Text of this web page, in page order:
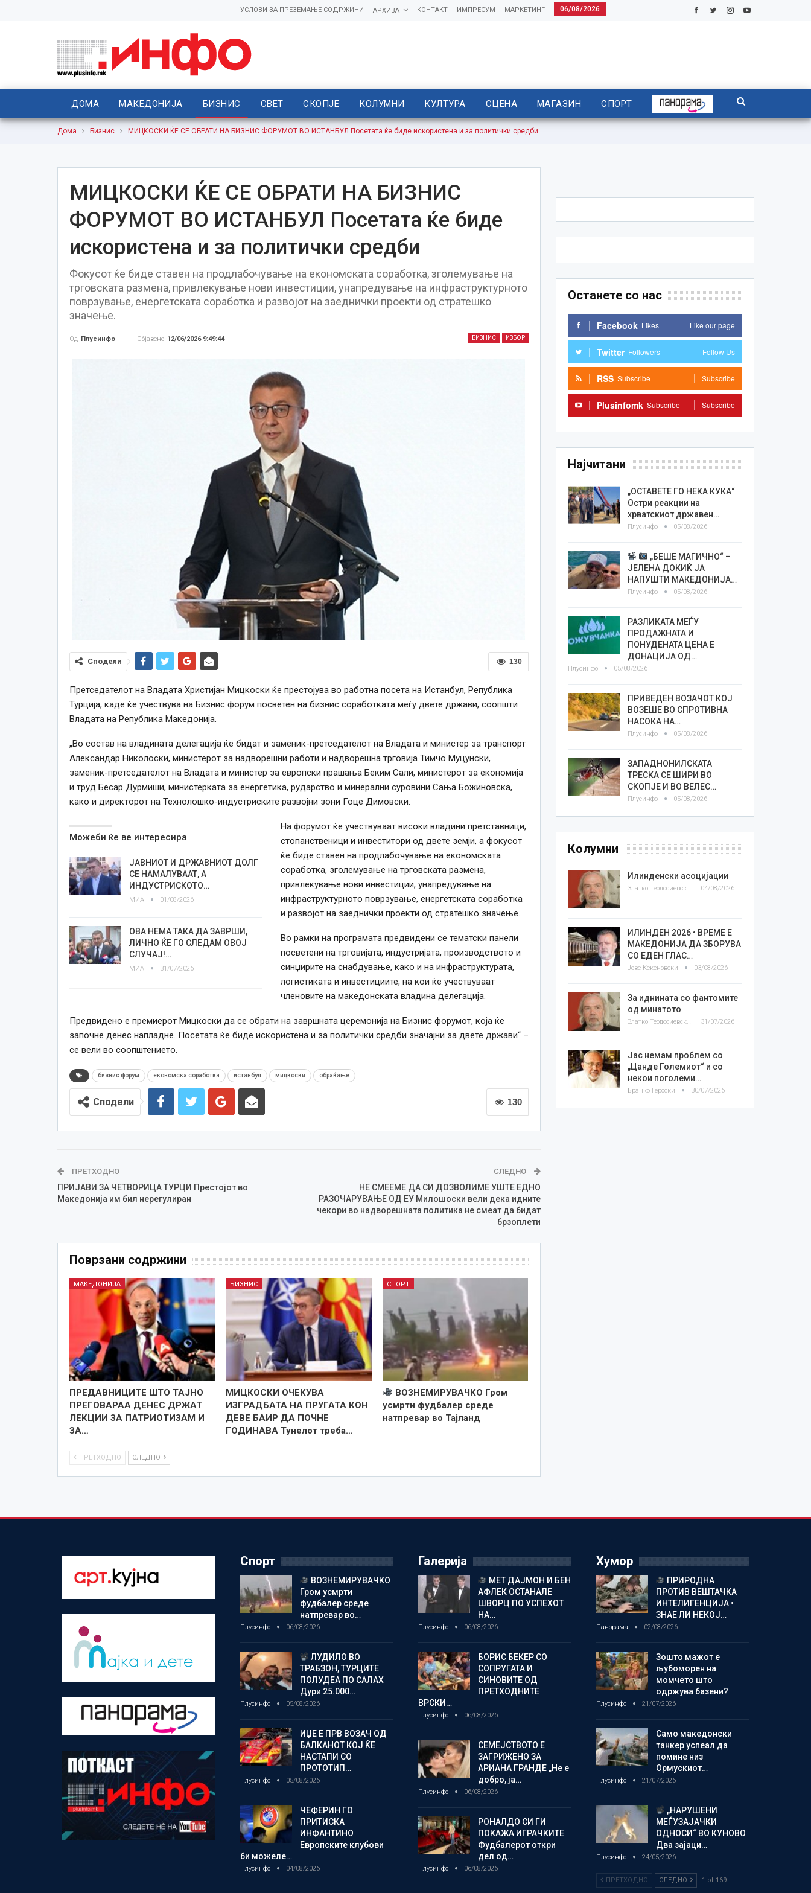
06/08/2026
МАРКЕТИНГ
ИМПРЕСУМ
КОНТАКТ
АРХИВА
УСЛОВИ ЗА ПРЕЗЕМАЊЕ СОДРЖИНИ
ДОМА МАКЕДОНИЈА БИЗНИС СВЕТ СКОПЈЕ КОЛУМНИ КУЛТУРА СЦЕНА МАГАЗИН СПОРТ
Дома Бизнис МИЦКОСКИ ЌЕ СЕ ОБРАТИ НА БИЗНИС ФОРУМОТ ВО ИСТАНБУЛ Посетата ќе биде искористена и за политички средби
МИЦКОСКИ ЌЕ СЕ ОБРАТИ НА БИЗНИС
ФОРУМОТ ВО ИСТАНБУЛ Посетата ќе биде
искористена и за политички средби
Фокусот ќе биде ставен на продлабочување на економската соработка, зголемување на
трговската размена, привлекување нови инвестиции, унапредување на инфраструктурното
поврзување, енергетската соработка и развојот на заеднички проекти од стратешко
значење.
БИЗНИС ИЗБОР
Од Плусинфо Објавено 12/06/2026 9:49:44
130
Сподели
Претседателот на Владата Христијан Мицкоски ќе престојува во работна посета на Истанбул, Република
Турција, каде ќе учествува на Бизнис форум посветен на бизнис соработката меѓу двете држави, соопшти
Владата на Република Македонија.
„Во состав на владината делегација ќе бидат и заменик-претседателот на Владата и министер за транспорт
Александар Николоски, министерот за надворешни работи и надворешна трговија Тимчо Муцунски,
заменик-претседателот на Владата и министер за европски прашања Беким Сали, министерот за економија
и труд Бесар Дурмиши, министерката за енергетика, рударство и минерални суровини Сања Божиновска,
како и директорот на Технолошко-индустриските развојни зони Гоце Димовски.
Можеби ќе ве интересира
ЈАВНИОТ И ДРЖАВНИОТ ДОЛГ
СЕ НАМАЛУВААТ, А
ИНДУСТРИСКОТО…
МИА 01/08/2026
ОВА НЕМА ТАКА ДА ЗАВРШИ,
ЛИЧНО ЌЕ ГО СЛЕДАМ ОВОЈ
СЛУЧАЈ!…
МИА 31/07/2026
На форумот ќе учествуваат високи владини претставници,
стопанственици и инвеститори од двете земји, а фокусот
ќе биде ставен на продлабочување на економската
соработка, зголемување на трговската размена,
привлекување нови инвестиции, унапредување на
инфраструктурното поврзување, енергетската соработка
и развојот на заеднички проекти од стратешко значење.
Во рамки на програмата предвидени се тематски панели
посветени на трговијата, индустријата, производството и
синџирите на снабдување, како и на инфраструктурата,
логистиката и инвестициите, на кои ќе учествуваат
членовите на македонската владина делегација.
Предвидено е премиерот Мицкоски да се обрати на завршната церемонија на Бизнис форумот, која ќе
започне денес напладне. Посетата ќе биде искористена и за политички средби значајни за двете држави“ –
се вели во соопштението.
бизнис форум економска соработка истанбул мицкоски обраќање
130
Сподели
ПРЕТХОДНО
ПРИЈАВИ ЗА ЧЕТВОРИЦА ТУРЦИ Престојот во
Македонија им бил нерегулиран
СЛЕДНО
НЕ СМЕЕМЕ ДА СИ ДОЗВОЛИМЕ УШТЕ ЕДНО
РАЗОЧАРУВАЊЕ ОД ЕУ Милошоски вели дека идните
чекори во надворешната политика не смеат да бидат
брзоплети
Поврзани содржини
МАКЕДОНИЈА
ПРЕДАВНИЦИТЕ ШТО ТАЈНО
ПРЕГОВАРАА ДЕНЕС ДРЖАТ
ЛЕКЦИИ ЗА ПАТРИОТИЗАМ И
ЗА…
БИЗНИС
МИЦКОСКИ ОЧЕКУВА
ИЗГРАДБАТА НА ПРУГАТА КОН
ДЕВЕ БАИР ДА ПОЧНЕ
ГОДИНАВА Тунелот треба…
СПОРТ
ВОЗНЕМИРУВАЧКО Гром
усмрти фудбалер среде
натпревар во Тајланд
ПРЕТХОДНО СЛЕДНО
Останете со нас
Facebook Likes Like our page
Twitter Followers Follow Us
RSS Subscribe Subscribe
Plusinfomk Subscribe Subscribe
Најчитани
„ОСТАВЕТЕ ГО НЕКА КУКА“
Остри реакции на
хрватскиот државен…
Плусинфо 05/08/2026
„БЕШЕ МАГИЧНО“ –
ЈЕЛЕНА ДОКИЌ ЈА
НАПУШТИ МАКЕДОНИЈА…
Плусинфо 05/08/2026
РАЗЛИКАТА МЕЃУ
ПРОДАЖНАТА И
ПОНУДЕНАТА ЦЕНА Е
ДОНАЦИЈА ОД…
Плусинфо 05/08/2026
ПРИВЕДЕН ВОЗАЧОТ КОЈ
ВОЗЕШЕ ВО СПРОТИВНА
НАСОКА НА…
Плусинфо 05/08/2026
ЗАПАДНОНИЛСКАТА
ТРЕСКА СЕ ШИРИ ВО
СКОПЈЕ И ВО ВЕЛЕС…
Плусинфо 05/08/2026
Колумни
Илинденски асоцијации
Златко Теодосиевски 04/08/2026
ИЛИНДЕН 2026 • ВРЕМЕ Е
МАКЕДОНИЈА ДА ЗБОРУВА
СО ЕДЕН ГЛАС…
Јове Кекеновски 03/08/2026
За иднината со фантомите
од минатото
Златко Теодосиевски 31/07/2026
Јас немам проблем со
„Цанде Големиот“ и со
некои поголеми…
Бранко Героски 30/07/2026
Спорт
ВОЗНЕМИРУВАЧКО
Гром усмрти
фудбалер среде
натпревар во…
Плусинфо 06/08/2026
ЛУДИЛО ВО
ТРАБЗОН, ТУРЦИТЕ
ПОЛУДЕА ПО САЛАХ
Дури 25.000…
Плусинфо 05/08/2026
ИЏЕ Е ПРВ ВОЗАЧ ОД
БАЛКАНОТ КОЈ ЌЕ
НАСТАПИ СО
ПРОТОТИП…
Плусинфо 05/08/2026
ЧЕФЕРИН ГО
ПРИТИСКА
ИНФАНТИНО
Европските клубови
би можеле…
Плусинфо 04/08/2026
Галерија
МЕТ ДАЈМОН И БЕН
АФЛЕК ОСТАНАЛЕ
ШВОРЦ ПО УСПЕХОТ
НА…
Плусинфо 06/08/2026
БОРИС БЕКЕР СО
СОПРУГАТА И
СИНОВИТЕ ОД
ПРЕТХОДНИТЕ
ВРСКИ…
Плусинфо 06/08/2026
СЕМЕЈСТВОТО Е
ЗАГРИЖЕНО ЗА
АРИАНА ГРАНДЕ „Не е
добро, ја…
Плусинфо 06/08/2026
РОНАЛДО СИ ГИ
ПОКАЖА ИГРАЧКИТЕ
Фудбалерот откри
дел од…
Плусинфо 06/08/2026
Хумор
ПРИРОДНА
ПРОТИВ ВЕШТАЧКА
ИНТЕЛИГЕНЦИЈА •
ЗНАЕ ЛИ НЕКОЈ…
Панорама 02/08/2026
Зошто мажот е
љубоморен на
момчето што
одржува базени?
Плусинфо 21/07/2026
Само македонски
танкер успеал да
помине низ
Ормускиот…
Плусинфо 21/07/2026
„НАРУШЕНИ
МЕЃУЗАЈАЧКИ
ОДНОСИ“ ВО КУНОВО
Два зајаци…
Плусинфо 24/05/2026
ПРЕТХОДНО СЛЕДНО 1 of 169